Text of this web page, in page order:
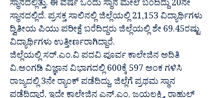
ಸ್ಥಾನದಲ್ಲಿತ್ತು. ಈ ವರ್ಷ ಒಂದು ಸ್ಥಾ‌ನ ಮೇಲೆ ಬಂದಿದ್ದು 20ನೇ
ಸ್ಥಾನದಲ್ಲಿದೆ. ಪ್ರಸಕ್ತ ಸಾಲಿನಲ್ಲಿ ಜಿಲ್ಲೆಯಲ್ಲಿ 21,153 ವಿದ್ಯಾರ್ಥಿಗಳು
ದ್ವಿತೀಯ ಪಿಯು ಪರೀಕ್ಷೆ ಬರೆದಿದ್ದರು‌ ಜಿಲ್ಲೆಯಲ್ಲಿ ಶೇ 69.45ರಷ್ಟು
ವಿದ್ಯಾರ್ಥಿಗಳು ಉತ್ತೀರ್ಣರಾಗಿದ್ದಾರೆ.
ಜಿಲ್ಲೆಯಲ್ಲಿ ಸರ್‌.ಎಂ.ವಿ ಪದವಿ ಪೂರ್ವ ಕಾಲೇಜಿನ ಅದಿತಿ
ವಿ.ಅಂಗಡಿ ವಿಜ್ಞಾನ ವಿಭಾಗದಲ್ಲಿ 600ಕ್ಕೆ 597 ಅಂಕ ಗಳಿಸಿ
ರಾಜ್ಯದಲ್ಲಿ 3ನೇ ರ‍್ಯಾಂಕ್‌ ಪಡೆದಿದ್ದು, ಜಿಲ್ಲೆಗೆ ಪ್ರಥಮ‌ ಸ್ಥಾನ